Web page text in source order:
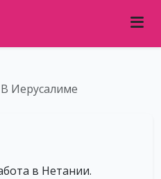
В Иерусалиме
в Нетании.